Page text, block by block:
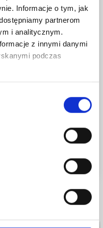
Informacje o tym, jak
partnerom
i analitycznym.
z innymi danymi
podczas
do 50%
wyłączny
wzorów na druty i